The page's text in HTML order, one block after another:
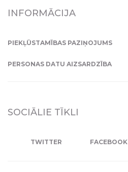
INFORMĀCIJA
PIEKĻŪSTAMĪBAS PAZIŅOJUMS
PERSONAS DATU AIZSARDZĪBA
SOCIĀLIE TĪKLI
TWITTER FACEBOOK